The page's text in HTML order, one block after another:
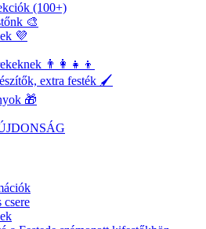
(100+)
🎨
💜
👨‍👩‍👧‍👦
extra festék 🖌️
🎁
csere